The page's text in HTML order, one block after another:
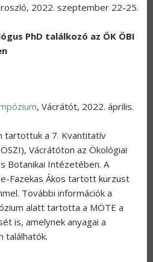
, 2022. szeptember 22-25.
PhD találkozó az ÖK ÖBI
, Vácrátót, 2022. április.
tartottuk a 7. Kvantitatív
Vácrátóton az Ökológiai
Botanikai Intézetében. A
Fazekas Ákos tartott kurzust
További információk a
alatt tartotta a MÖTE a
is, amelynek anyagai a
találhatók.